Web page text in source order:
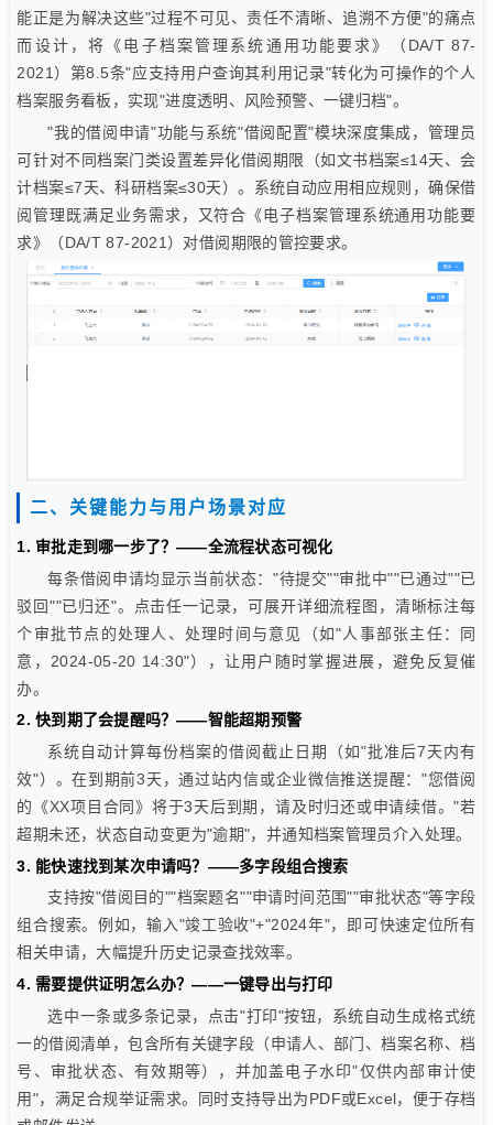
能正是为解决这些"过程不可见、责任不清晰、追溯不方便"的痛点
而设计，将《电子档案管理系统通用功能要求》（DA/T 87-
2021）第8.5条"应支持用户查询其利用记录"转化为可操作的个人
档案服务看板，实现"进度透明、风险预警、一键归档"。
"我的借阅申请"功能与系统"借阅配置"模块深度集成，管理员
可针对不同档案门类设置差异化借阅期限（如文书档案≤14天、会
计档案≤7天、科研档案≤30天）。系统自动应用相应规则，确保借
阅管理既满足业务需求，又符合《电子档案管理系统通用功能要
求》（DA/T 87-2021）对借阅期限的管控要求。
二、关键能力与用户场景对应
1. 审批走到哪一步了？——全流程状态可视化
每条借阅申请均显示当前状态："待提交""审批中""已通过""已
驳回""已归还"。点击任一记录，可展开详细流程图，清晰标注每
个审批节点的处理人、处理时间与意见（如"人事部张主任：同
意，2024-05-20 14:30"），让用户随时掌握进展，避免反复催
办。
2. 快到期了会提醒吗？——智能超期预警
系统自动计算每份档案的借阅截止日期（如"批准后7天内有
效"）。在到期前3天，通过站内信或企业微信推送提醒："您借阅
的《XX项目合同》将于3天后到期，请及时归还或申请续借。"若
超期未还，状态自动变更为"逾期"，并通知档案管理员介入处理。
3. 能快速找到某次申请吗？——多字段组合搜索
支持按"借阅目的""档案题名""申请时间范围""审批状态"等字段
组合搜索。例如，输入"竣工验收"+"2024年"，即可快速定位所有
相关申请，大幅提升历史记录查找效率。
4. 需要提供证明怎么办？——一键导出与打印
选中一条或多条记录，点击"打印"按钮，系统自动生成格式统
一的借阅清单，包含所有关键字段（申请人、部门、档案名称、档
号、审批状态、有效期等），并加盖电子水印"仅供内部审计使
用"，满足合规举证需求。同时支持导出为PDF或Excel，便于存档